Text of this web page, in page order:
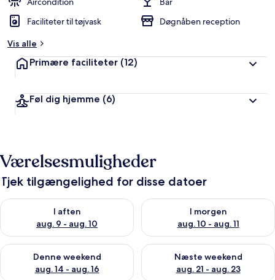
Faciliteter til tøjvask
Døgnåben reception
Vis alle
Primære faciliteter (12)
Føl dig hjemme (6)
Værelsesmuligheder
Tjek tilgængelighed for disse datoer
I aften
aug. 9 - aug. 10
Tjek tilgængelighed for i aften aug. 9 - aug. 10
I morgen
aug. 10 - aug. 11
Tjek tilgængelighed for i
Denne weekend
aug. 14 - aug. 16
Tjek tilgængelighed for denne weekend aug. 14 - aug. 16
Næste weekend
aug. 21 - aug. 23
Tjek tilgængelighed for næste